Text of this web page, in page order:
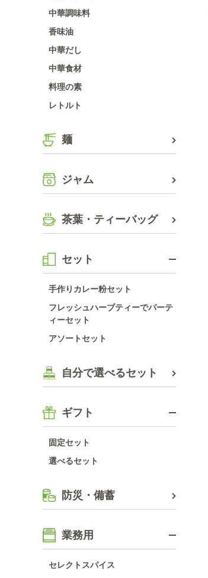
中華調味料
香味油
中華だし
中華食材
料理の素
レトルト
麺
ジャム
茶葉・ティーバッグ
セット
手作りカレー粉セット
フレッシュハーブティーでパーテ
ィーセット
アソートセット
自分で選べるセット
ギフト
固定セット
選べるセット
防災・備蓄
業務用
セレクトスパイス